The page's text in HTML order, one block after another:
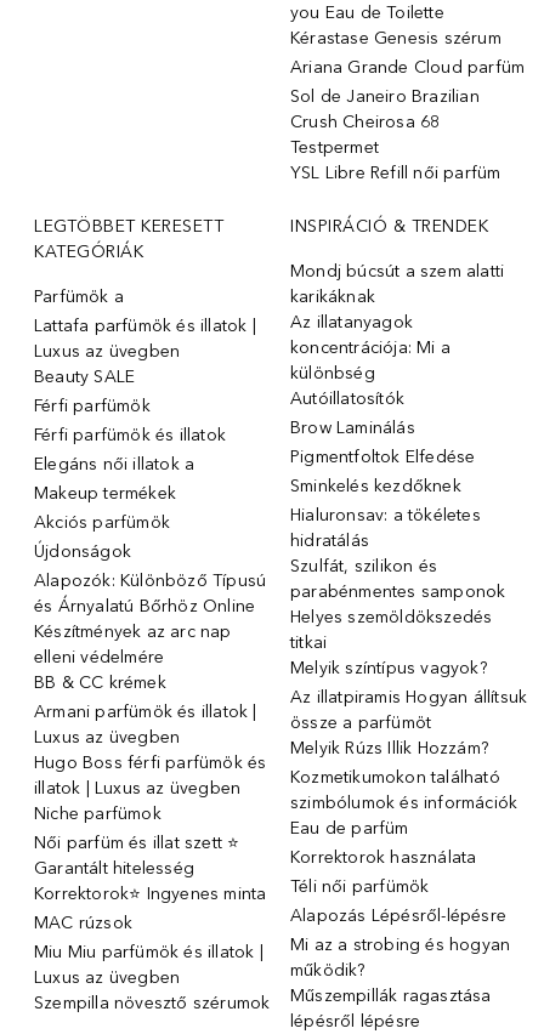
you Eau de Toilette
Kérastase Genesis szérum
Ariana Grande Cloud parfüm
Sol de Janeiro Brazilian
Crush Cheirosa 68
Testpermet
YSL Libre Refill női parfüm
LEGTÖBBET KERESETT
KATEGÓRIÁK
Parfümök ️a
Lattafa parfümök és illatok |
Luxus az üvegben
Beauty SALE
Férfi parfümök
Férfi parfümök és illatok
Elegáns női illatok ️a
Makeup termékek
Akciós parfümök
Újdonságok
Alapozók: Különböző Típusú
és Árnyalatú Bőrhöz Online
Készítmények az arc nap
elleni védelmére
BB & CC krémek
Armani parfümök és illatok |
Luxus az üvegben
Hugo Boss férfi parfümök és
illatok | Luxus az üvegben
Niche parfümok
Női parfüm és illat szett ⭐
Garantált hitelesség
Korrektorok⭐ Ingyenes minta
MAC rúzsok
Miu Miu parfümök és illatok |
Luxus az üvegben
Szempilla növesztő szérumok
INSPIRÁCIÓ & TRENDEK
Mondj búcsút a szem alatti
karikáknak
Az illatanyagok
koncentrációja: Mi a
különbség
Autóillatosítók
Brow Laminálás
Pigmentfoltok Elfedése
Sminkelés kezdőknek
Hialuronsav: a tökéletes
hidratálás
Szulfát, szilikon és
parabénmentes samponok
Helyes szemöldökszedés
titkai
Melyik színtípus vagyok?
Az illatpiramis Hogyan állítsuk
össze a parfümöt
Melyik Rúzs Illik Hozzám?
Kozmetikumokon található
szimbólumok és információk
Eau de parfüm
Korrektorok használata
Téli női parfümök
Alapozás Lépésről-lépésre
Mi az a strobing és hogyan
működik?
Műszempillák ragasztása
lépésről lépésre